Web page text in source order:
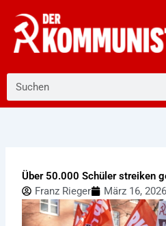
Inhalt
springen
Über 50.000 Schüler streiken
Franz Rieger
März 16,